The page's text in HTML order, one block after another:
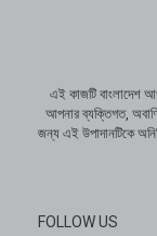
এই কাজটি বাংলাদেশ
আপনার ব্যক্তিগত,
জন্য এই উপাদানটিকে
FOLLOW US